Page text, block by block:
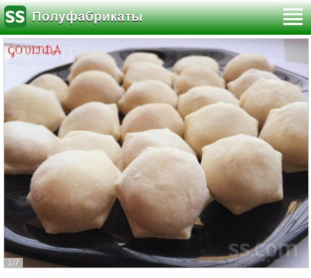
Полуфабрикаты
1/7